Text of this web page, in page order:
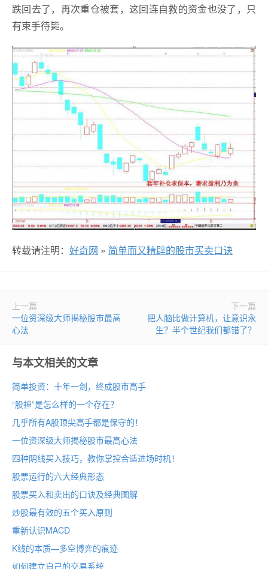
跌回去了，再次重仓被套，这回连自救的资金也没了，只
有束手待毙。
转载请注明： 好奇网 » 简单而又精辟的股市买卖口诀
上一篇
一位资深级大师揭秘股市最高
心法
下一篇
把人脑比做计算机，让意识永
生？半个世纪我们都错了？
与本文相关的文章
简单投资：十年一剑，终成股市高手
“股神”是怎么样的一个存在？
几乎所有A股顶尖高手都是保守的！
一位资深级大师揭秘股市最高心法
四种阴线买入技巧，教你掌控合适进场时机！
股票运行的六大经典形态
股票买入和卖出的口诀及经典图解
炒股最有效的五个买入原则
重新认识MACD
K线的本质—多空博弈的痕迹
如何建立自己的交易系统